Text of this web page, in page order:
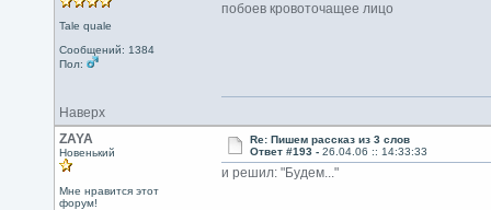
Tale quale
Сообщений: 1384
Пол:
побоев кровоточащее лицо
Наверх
ZAYA
Новенький
Мне нравится этот
форум!
Re: Пишем рассказ из 3 слов
Ответ #193 - 26.04.06 :: 14:33:33
и решил: "Будем..."